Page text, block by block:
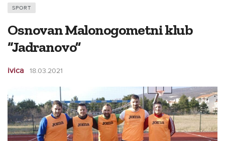
SPORT
Osnovan Malonogometni klub
“Jadranovo”
ivica 18.03.2021